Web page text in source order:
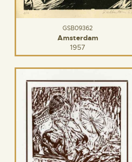
GSB09362
Amsterdam
1957